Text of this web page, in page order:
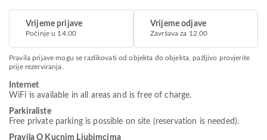
Vrijeme prijave
Počinje u 14.00
Vrijeme odjave
Završava za 12.00
Pravila prijave mogu se razlikovati od objekta do objekta, pažljivo provjerite
prije rezerviranja.
Internet
WiFi is available in all areas and is free of charge.
Parkiraliste
Free private parking is possible on site (reservation is needed).
Pravila O Kucnim Ljubimcima